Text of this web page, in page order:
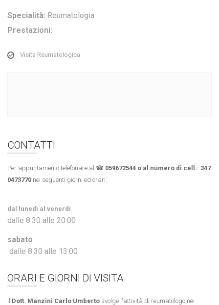
Specialità: Reumatologia
Prestazioni:
Visita Reumatologica
CONTATTI
Per appuntamento telefonare al ☎ 059672544 o al numero di cell.: 347
0473770 nei seguenti giorni ed orari:
dal lunedì al venerdì
dalle 8:30 alle 20:00
sabato
dalle 8:30 alle 13:00
ORARI E GIORNI DI VISITA
Il Dott. Manzini Carlo Umberto svolge l'attività di reumatologo nei